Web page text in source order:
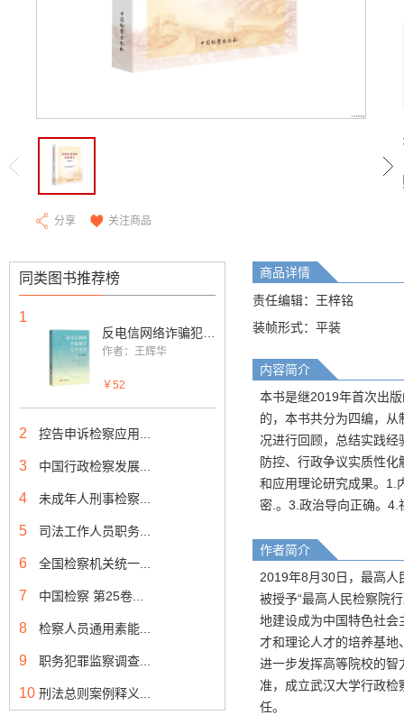
分享 关注商品
同类图书推荐榜
1
作者：王辉华
￥52
2 控告申诉检察应用...
3 中国行政检察发展...
4 未成年人刑事检察...
5 司法工作人员职务...
6 全国检察机关统一...
7 中国检察 第25卷...
8 检察人员通用素能...
9 职务犯罪监察调查...
10 刑法总则案例释义...
商品详情
责任编辑：王梓铭
装帧形式：平装
内容简介
本书是继2019年首次出
的，本书共分为四编，
况进行回顾，总结实践
防控、行政争议实质性
和应用理论研究成果。1.
密.。3.政治导向正确。4.
作者简介
2019年8月30日，最高人
被授予“最高人民检察院
地建设成为中国特色社
才和理论人才的培养基地
进一步发挥高等院校的
准，成立武汉大学行政检
任。